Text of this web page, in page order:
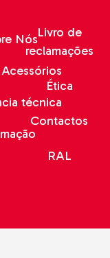
Nós
técnica
Livro de
reclamações
Ética
Contactos
RAL